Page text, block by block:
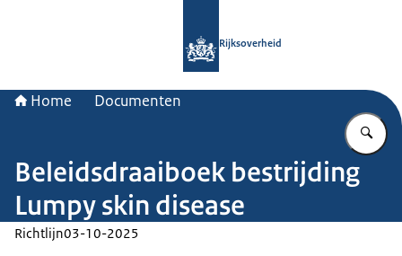
Rijksoverheid
Home Documenten
Beleidsdraaiboek bestrijding
Lumpy skin disease
Richtlijn03-10-2025